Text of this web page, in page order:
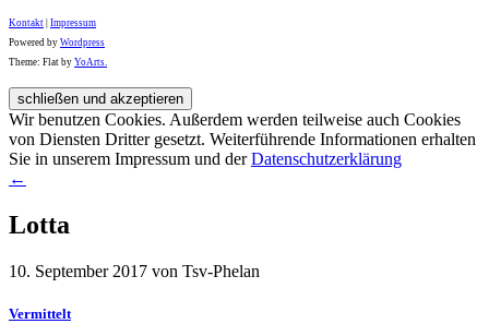
Kontakt Impressum
Powered by Wordpress
Theme: Flat by YoArts.
Wir benutzen Cookies. Außerdem werden teilweise auch Cookies
von Diensten Dritter gesetzt. Weiterführende Informationen erhalten
Sie in unserem Impressum und derDatenschutzerklärung
←
Lotta
10. September 2017 von Tsv-Phelan
Vermittelt